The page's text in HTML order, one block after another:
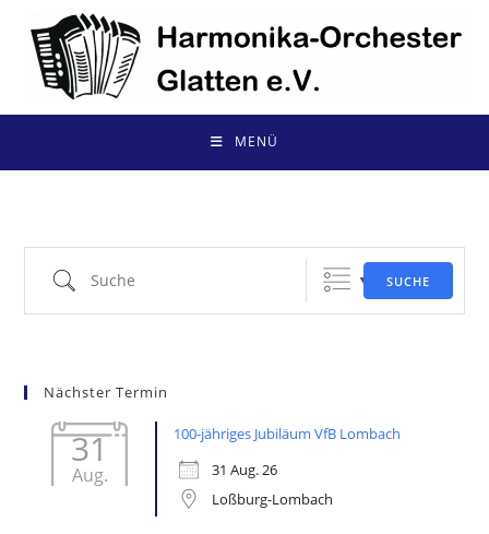
Inhalt
springen
MENÜ
Suche SUCHE
Nächster Termin
31
Aug.
100-jähriges Jubiläum VfB Lombach
31 Aug. 26
Loßburg-Lombach